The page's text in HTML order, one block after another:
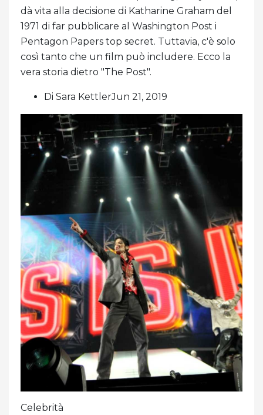
dà vita alla decisione di Katharine Graham del
1971 di far pubblicare al Washington Post i
Pentagon Papers top secret. Tuttavia, c'è solo
così tanto che un film può includere. Ecco la
vera storia dietro "The Post".
Di Sara KettlerJun 21, 2019
Celebrità